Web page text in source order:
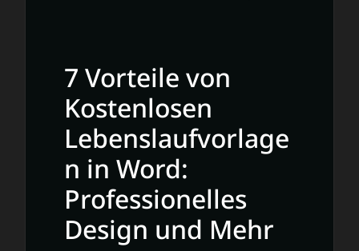
7 Vorteile von
Kostenlosen
Lebenslaufvorlage
n in Word:
Professionelles
Design und Mehr